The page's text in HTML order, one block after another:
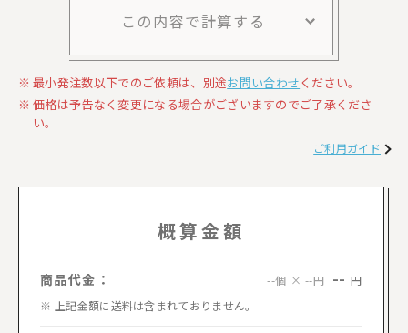
この内容で計算する
最小発注数以下でのご依頼は、別途お問い合わせください。
価格は予告なく変更になる場合がございますのでご了承くださ
い。
ご利用ガイド
概算金額
商品代金： --個 × --円 -- 円
上記金額に送料は含まれておりません。